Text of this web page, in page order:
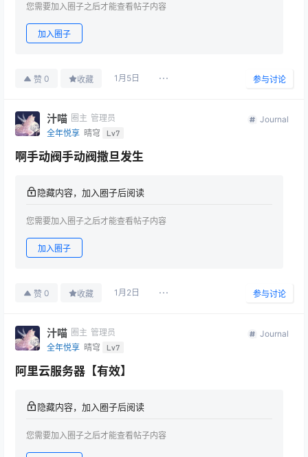
您需要加入圈子之后才能查看帖子内容
加入圈子
赞 0 收藏 1月5日 参与讨论
汁喵 圈主 管理员
全年悦享 晴穹 Lv7
Journal
啊手动阀手动阀撒旦发生
隐藏内容，加入圈子后阅读
您需要加入圈子之后才能查看帖子内容
加入圈子
赞 0 收藏 1月2日 参与讨论
汁喵 圈主 管理员
全年悦享 晴穹 Lv7
Journal
阿里云服务器【有效】
隐藏内容，加入圈子后阅读
您需要加入圈子之后才能查看帖子内容